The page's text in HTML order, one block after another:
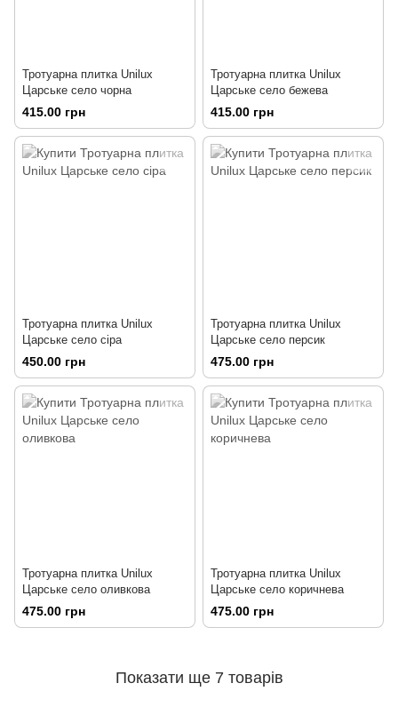
Тротуарна плитка Unilux
Царське село чорна
415.00 грн
Тротуарна плитка Unilux
Царське село бежева
415.00 грн
Тротуарна плитка Unilux
Царське село сіра
450.00 грн
Тротуарна плитка Unilux
Царське село персик
475.00 грн
Тротуарна плитка Unilux
Царське село оливкова
475.00 грн
Тротуарна плитка Unilux
Царське село коричнева
475.00 грн
Показати ще 7 товарів